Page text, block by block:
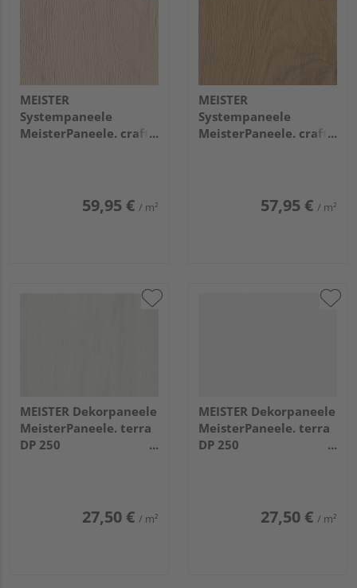
MEISTER
Systempaneele
MeisterPaneele. craft
weiß Vintage-Str.,
gebü. ultramattl.
59,95 € / m²
MEISTER
Systempaneele
MeisterPaneele. craft
Vintage-Str., gebü.
ultramattl.
57,95 € / m²
MEISTER Dekorpaneele
MeisterPaneele. terra
DP 250
27,50 € / m²
MEISTER Dekorpaneele
MeisterPaneele. terra
DP 250
27,50 € / m²